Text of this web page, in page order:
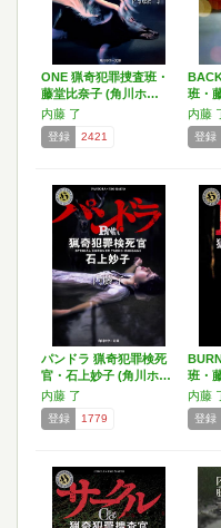
ONE 猟奇犯罪捜査班・
藤堂比奈子 (角川ホ…
内藤 了
登録 2421
班・
内藤
登録
パンドラ 猟奇犯罪検死
官・石上妙子 (角川ホ…
内藤 了
登録 1779
班・
内藤
登録